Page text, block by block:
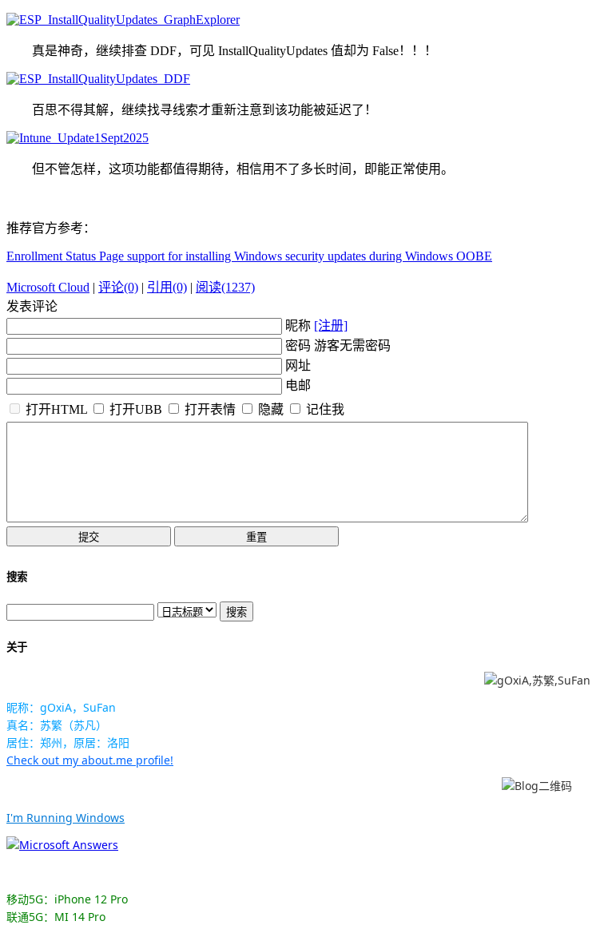
真是神奇，继续排查 DDF，可见 InstallQualityUpdates 值却为 False！！！
百思不得其解，继续找寻线索才重新注意到该功能被延迟了！
但不管怎样，这项功能都值得期待，相信用不了多长时间，即能正常使用。
推荐官方参考：
Enrollment Status Page support for installing Windows security updates during Windows OOBE
Microsoft Cloud | 评论(0) | 引用(0) | 阅读(1237)
发表评论
昵称 [注册]
密码 游客无需密码
网址
电邮
打开HTML
打开UBB 打开表情 隐藏 记住我
搜索
关于
昵称：gOxiA，SuFan
真名：苏繁（苏凡）
居住：郑州，原居：洛阳
Check out my about.me profile!
I'm Running Windows
移动5G：iPhone 12 Pro
联通5G：MI 14 Pro